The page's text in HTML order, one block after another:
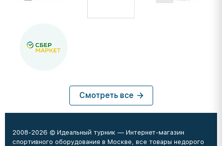
Смотреть все
2008-2026 © Идеальный турник — Интернет-магазин
спортивного оборудования в Москве, все товары недорого